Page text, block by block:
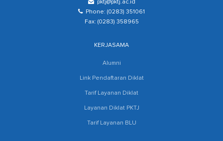
pktj@pktj.ac.id
Phone: (0283) 351061
Fax: (0283) 358965
KERJASAMA
Alumni
Link Pendaftaran Diklat
Tarif Layanan Diklat
Layanan Diklat PKTJ
Tarif Layanan BLU